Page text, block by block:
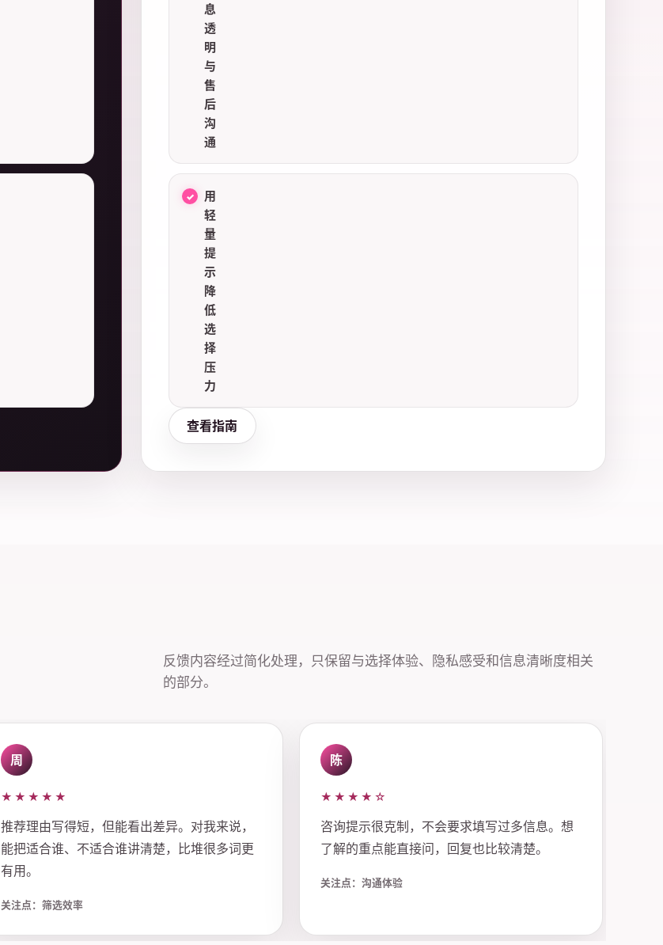
息
透
明
与
售
后
沟
通
用
轻
量
提
示
降
低
选
择
压
力
查看指南
反馈内容经过简化处理，只保留与选择体验、隐私感受和信息清晰度相关
的部分。
周
★★★★★
推荐理由写得短，但能看出差异。对我来说，
能把适合谁、不适合谁讲清楚，比堆很多词更
有用。
关注点：筛选效率
陈
★★★★☆
咨询提示很克制，不会要求填写过多信息。想
了解的重点能直接问，回复也比较清楚。
关注点：沟通体验